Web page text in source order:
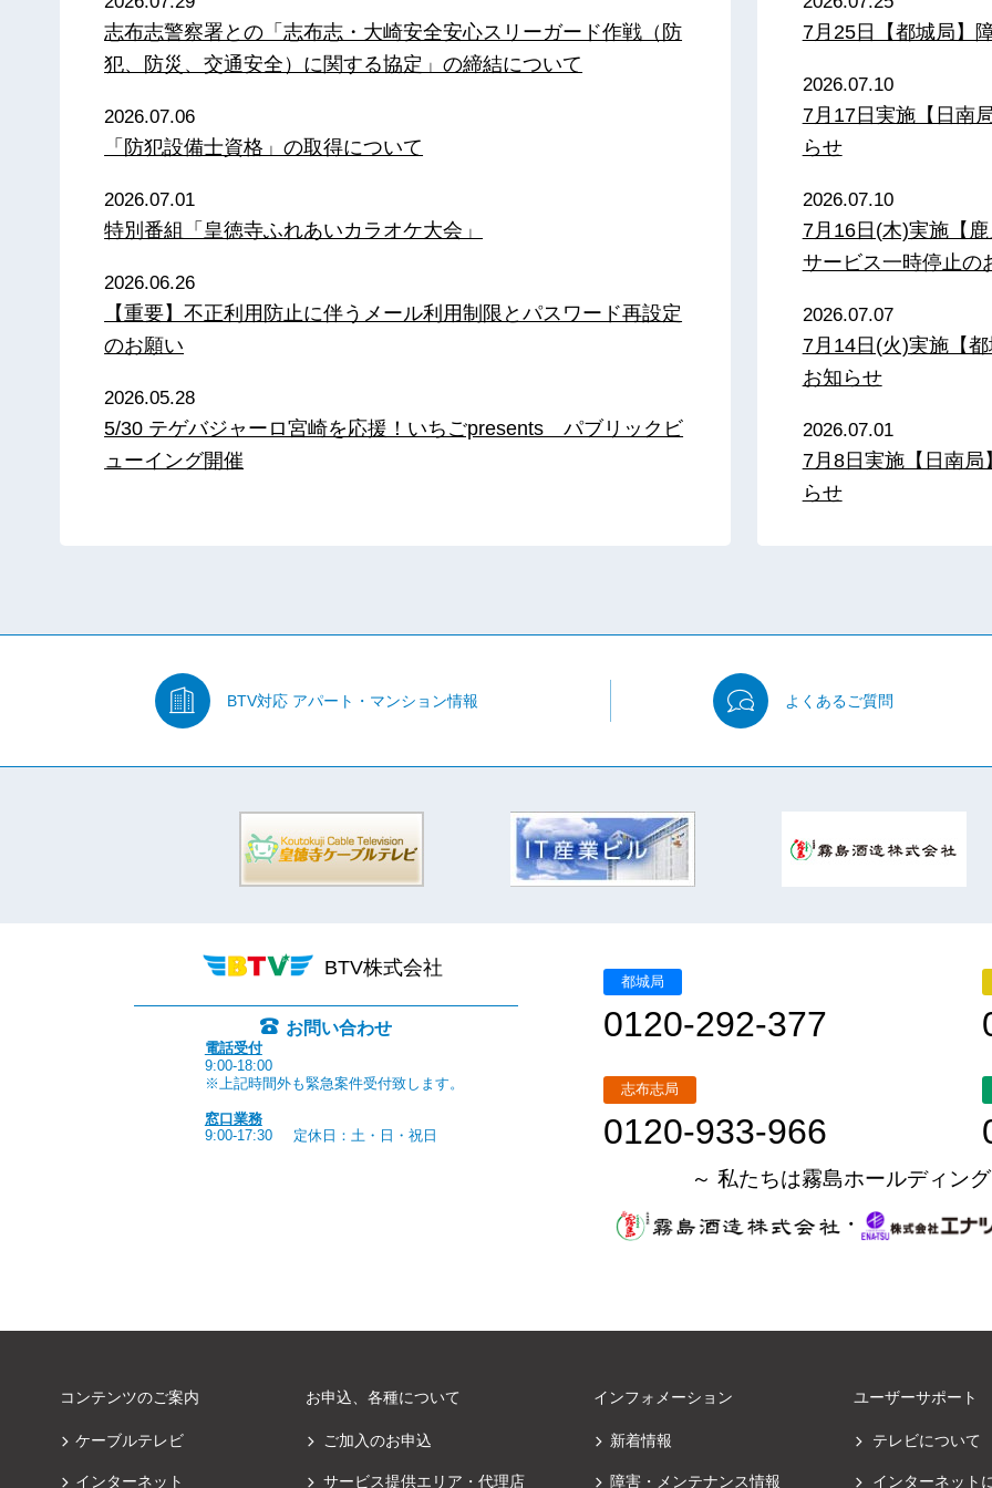
志布志警察署との「志布志・大崎安全安心スリーガード作戦（防
犯、防災、交通安全）に関する協定」の締結について
2026.07.06
「防犯設備士資格」の取得について
2026.07.01
特別番組「皇徳寺ふれあいカラオケ大会」
2026.06.26
【重要】不正利用防止に伴うメール利用制限とパスワード再設定
のお願い
2026.05.28
5/30 テゲバジャーロ宮崎を応援！いちごpresents パブリックビ
ューイング開催
7月25日【都城局】
2026.07.10
7月17日実施【日南
らせ
2026.07.10
7月16日(木)実施【
サービス一時停止の
2026.07.07
7月14日(火)実施【
お知らせ
2026.07.01
7月8日実施【日南
らせ
BTV対応 アパート・マンション情報 よくあるご質問
BTV株式会社
お問い合わせ
電話受付
9:00-18:00
※上記時間外も緊急案件受付致します。
窓口業務
9:00-17:30
定休日：土・日・祝日
都城局
0120-292-377
志布志局
0120-933-966
～ 私たちは霧島ホールディン
・
コンテンツのご案内
ケーブルテレビ
インターネット
お申込、各種について
ご加入のお申込
サービス提供エリア・代理店
インフォメーション
新着情報
障害・メンテナンス情報
ユーザーサポート
テレビについて
インターネット